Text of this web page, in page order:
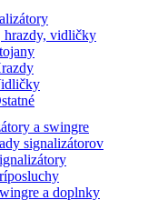
hrazdy, vidličky
a swingre
signalizátorov
a doplnky